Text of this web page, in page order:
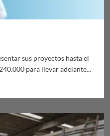
sus proyectos hasta el
para llevar adelante...